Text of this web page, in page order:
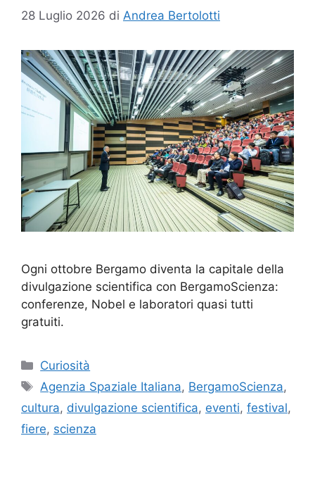
28 Luglio 2026 di Andrea Bertolotti
Ogni ottobre Bergamo diventa la capitale della
divulgazione scientifica con BergamoScienza:
conferenze, Nobel e laboratori quasi tutti
gratuiti.
Categorie
Curiosità
Tag
Agenzia Spaziale Italiana, BergamoScienza,
cultura, divulgazione scientifica, eventi, festival,
fiere, scienza